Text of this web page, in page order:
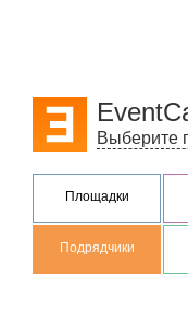
Выберите
Площадки
Подрядчики